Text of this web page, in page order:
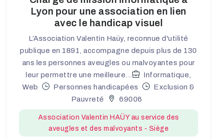
Lyon pour une association en lien
avec le handicap visuel
L’Association Valentin Haüy, reconnue d'utilité
publique en 1891, accompagne depuis plus de 130
ans les personnes aveugles ou malvoyantes pour
leur permettre une meilleure...
Informatique,
Web
Personnes handicapées
Exclusion &
Pauvreté
69006
Association Valentin HAÜY au service des
aveugles et des malvoyants - Siège